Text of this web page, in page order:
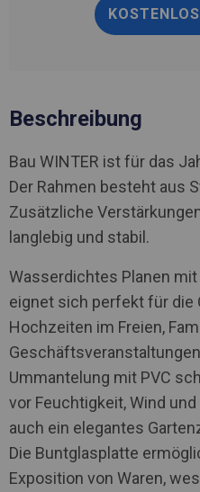
Beschreibung
Bau WINTER ist für das
Der Rahmen besteht aus
Zusätzliche
langlebig und stabil.
Wasserdichtes Planen
eignet sich perfekt für die
Hochzeiten im Freien,
Ummantelung mit PVC
vor Feuchtigkeit, Wind
auch ein elegantes
Die Buntglasplatte
Exposition von Waren,